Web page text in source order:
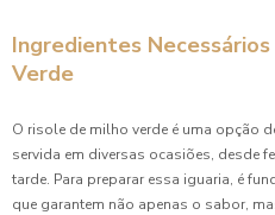
Ingredientes
Verde
O risole de milho verde é uma opção
servida em diversas ocasiões, desde
tarde. Para preparar essa iguaria, é
que garantem não apenas o sabor,